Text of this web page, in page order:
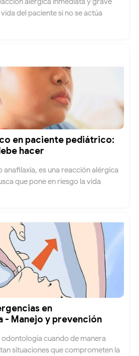
del paciente si no se actúa
en paciente pediátrico:
hacer
anafilaxia, es una reacción alérgica
que pone en riesgo la vida
en
- Manejo y prevención
odontología cuando de manera
situaciones que comprometen la